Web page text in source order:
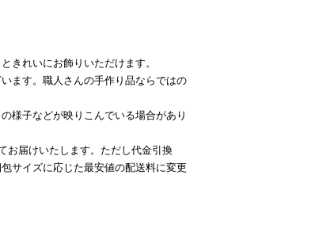
きれいにお飾りいただけます。
ます。職人さんの手作り品ならではの
様子などが映りこんでいる場合があり
お届けいたします。ただし代金引換
サイズに応じた最安値の配送料に変更